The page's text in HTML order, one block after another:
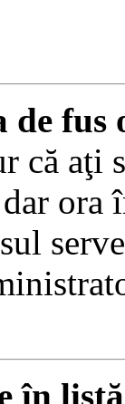
de
că aţi
ora
în